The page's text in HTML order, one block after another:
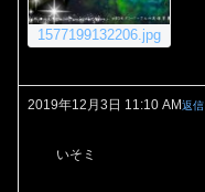
1577199132206.jpg
2019年12月3日 11:10 AM返信
いそミ